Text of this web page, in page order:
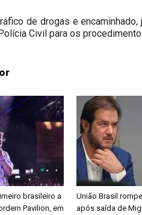
de drogas e encaminhado,
Civil para os
brasileiro a
Pavilion, em
União Brasil
após saída de